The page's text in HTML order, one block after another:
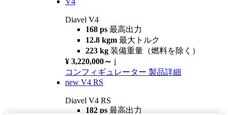
Diavel V4
168 ps 最高出力
12.8 kgm 最大トルク
223 kg 装備重量（燃料を除く）
¥ 3,220,000～ i
コンフィギュレーター 製品詳細
new V4 RS
Diavel V4 RS
182 ps 最高出力